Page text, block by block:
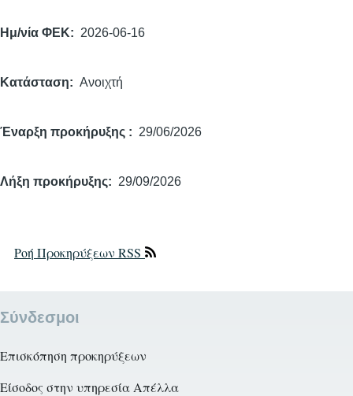
Ημ/νία ΦΕΚ 2026-06-16
Κατάσταση Ανοιχτή
Έναρξη προκήρυξης 29/06/2026
Λήξη προκήρυξης 29/09/2026
Ροή Προκηρύξεων RSS
Σύνδεσμοι
Επισκόπηση προκηρύξεων
Είσοδος στην υπηρεσία Απέλλα